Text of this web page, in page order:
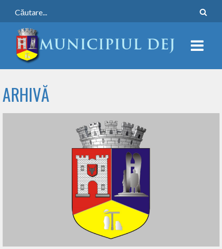
ARHIVĂ